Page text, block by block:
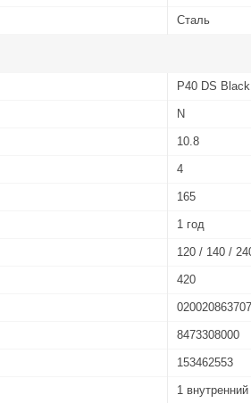
Сталь
P40 DS Black
N
10.8
4
165
1 год
120 / 140 /
420
8473308000
153462553
1 внутренний